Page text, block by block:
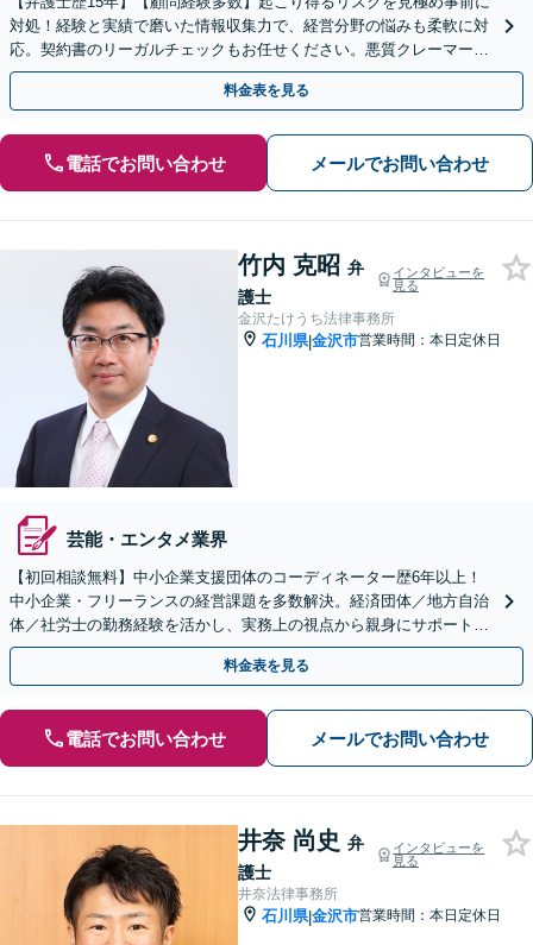
対処！経験と実績で磨いた情報収集力で、経営分野の悩みも柔軟に対
応。契約書のリーガルチェックもお任せください。悪質クレーマーに
は内容証明郵便で被害拡大を抑止【夜間・休日相談可】
料金表を見る
電話でお問い合わせ メールでお問い合わせ
竹内 克昭 弁
護士
インタビューを
見る
金沢たけうち法律事務所
石川県|金沢市営業時間：本日定休日
芸能・エンタメ業界
【初回相談無料】中小企業支援団体のコーディネーター歴6年以上！
中小企業・フリーランスの経営課題を多数解決。経済団体／地方自治
体／社労士の勤務経験を活かし、実務上の視点から親身にサポート。
多様な業種・豊富な顧問実績あり！
料金表を見る
電話でお問い合わせ メールでお問い合わせ
井奈 尚史 弁
護士
インタビューを
見る
井奈法律事務所
石川県|金沢市営業時間：本日定休日